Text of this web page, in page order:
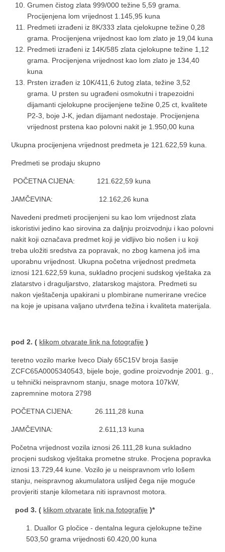
Grumen čistog zlata 999/000 težine 5,59 grama.
Procijenjena lom vrijednost 1.145,95 kuna
Predmeti izrađeni iz 8K/333 zlata cjelokupne težine 0,28
grama. Procijenjena vrijednost kao lom zlato je 19,04 kuna
Predmeti izrađeni iz 14K/585 zlata cjelokupne težine 1,12
grama. Procijenjena vrijednost kao lom zlato je 134,40
kuna
Prsten izrađen iz 10K/411,6 žutog zlata, težine 3,52
grama. U prsten su ugrađeni osmokutni i trapezoidni
dijamanti cjelokupne procijenjene težine 0,25 ct, kvalitete
P2-3, boje J-K, jedan dijamant nedostaje. Procijenjena
vrijednost prstena kao polovni nakit je 1.950,00 kuna
Ukupna procijenjena vrijednost predmeta je 121.622,59 kuna.
Predmeti se prodaju skupno
POČETNA CIJENA: 121.622,59 kuna
JAMČEVINA: 12.162,26 kuna
Navedeni predmeti procijenjeni su kao lom vrijednost zlata
iskoristivi jedino kao sirovina za daljnju proizvodnju i kao polovni
nakit koji označava predmet koji je vidljivo bio nošen i u koji
treba uložiti sredstva za popravak, no zbog kamena još ima
uporabnu vrijednost. Ukupna početna vrijednost predmeta
iznosi 121.622,59 kuna, sukladno procjeni sudskog vještaka za
zlatarstvo i draguljarstvo, zlatarskog majstora. Predmeti su
nakon vještačenja upakirani u plombirane numerirane vrećice
na koje je upisana valjano utvrđena težina i kvaliteta materijala.
pod 2.( klikom otvarate link na fotografije )
teretno vozilo marke Iveco Dialy 65C15V broja šasije
ZCFC65A0005340543, bijele boje, godine proizvodnje 2001. g.,
u tehnički neispravnom stanju, snage motora 107kW,
zapremnine motora 2798
POČETNA CIJENA: 26.111,28 kuna
JAMČEVINA: 2.611,13 kuna
Početna vrijednost vozila iznosi 26.111,28 kuna sukladno
procjeni sudskog vještaka prometne struke. Procjena popravka
iznosi 13.729,44 kune. Vozilo je u neispravnom vrlo lošem
stanju, neispravnog akumulatora uslijed čega nije moguće
provjeriti stanje kilometara niti ispravnost motora.
pod 3.( klikom otvarate link na fotografije )*
1. Duallor G pločice - dentalna legura cjelokupne težine
503,50 grama vrijednosti 60.420,00 kuna